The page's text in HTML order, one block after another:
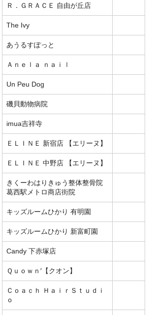
Ｒ．ＧＲＡＣＥ 自由が丘店
The Ivy
あうるすぽっと
Ａｎｅｌａ ｎａｉｌ
Un Peu Dog
磯貝動物病院
imua吉祥寺
ＥＬＩＮＥ 新宿店 【エリーヌ】
ＥＬＩＮＥ 中野店 【エリーヌ】
きくーわはりきゅう整体整骨院
葛西駅メトロ商店街院
キッズルームひかり 有明園
キッズルームひかり 新富町園
Candy 下赤塚店
Ｑｕｏｗｎ′【クオン】
Ｃｏａｃｈ ＨａｉｒＳｔｕｄｉ
ｏ